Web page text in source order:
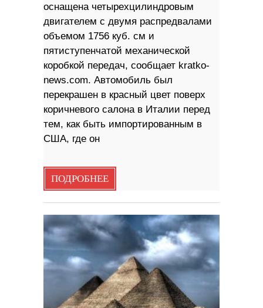
оснащена четырехцилиндровым
двигателем с двумя распредвалами
объемом 1756 куб. см и
пятиступенчатой ​​механической
коробкой передач, сообщает kratko-
news.com. Автомобиль был
перекрашен в красный цвет поверх
коричневого салона в Италии перед
тем, как быть импортированным в
США, где он
ПОДРОБНЕЕ